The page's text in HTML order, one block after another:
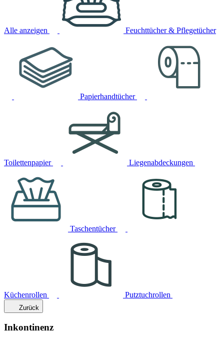
Alle anzeigen Feuchttücher & Pflegetücher
Papierhandtücher
Toilettenpapier Liegenabdeckungen
Taschentücher
Küchenrollen Putztuchrollen
Zurück
Inkontinenz